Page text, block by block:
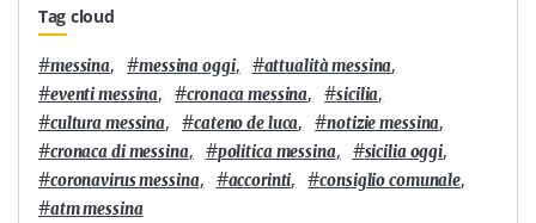
Tag cloud
#messina, #messina oggi, #attualità messina,
#eventi messina, #cronaca messina, #sicilia,
#cultura messina, #cateno de luca, #notizie messina,
#cronaca di messina, #politica messina, #sicilia oggi,
#coronavirus messina, #accorinti, #consiglio comunale,
#atm messina